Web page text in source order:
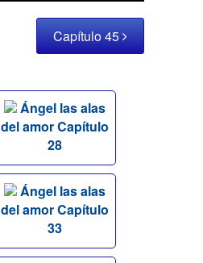
Capítulo 45
Ángel las alas
del amor Capítulo
28
Ángel las alas
del amor Capítulo
33